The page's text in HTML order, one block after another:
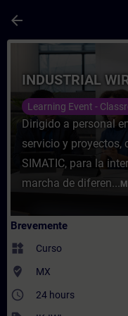
arrow_back
Curso -
INDUSTRIAL
Learning Event -
Dirigido a personal
servicio y proyectos,
SIMATIC, para la
marcha de diferen...
Brevemente
widgets Curso
where_to_vote MX
access_time 24 hours